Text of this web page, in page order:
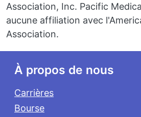
Association, Inc. Pacific
aucune affiliation avec
Association.
Footer
À propos de nous
Carrières
Bourse